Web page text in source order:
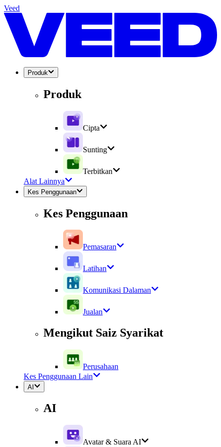
Veed
Produk
Produk
Cipta
Sunting
Terbitkan
Alat Lainnya
Kes Penggunaan
Kes Penggunaan
Pemasaran
Latihan
Komunikasi Dalaman
Jualan
Mengikut Saiz Syarikat
Perusahaan
Kes Penggunaan Lain
AI
AI
Avatar & Suara AI